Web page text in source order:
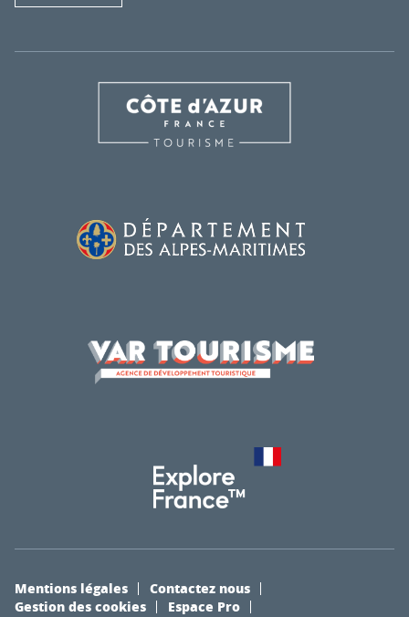
Mentions légales
Contactez nous
Gestion des cookies
Espace Pro